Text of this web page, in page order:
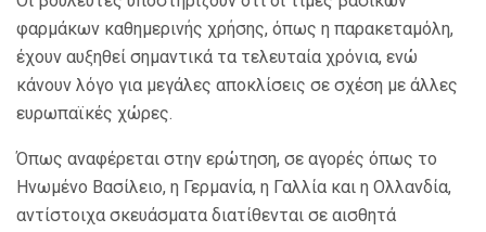
φαρμάκων καθημερινής χρήσης, όπως η παρακεταμόλη,
έχουν αυξηθεί σημαντικά τα τελευταία χρόνια, ενώ
κάνουν λόγο για μεγάλες αποκλίσεις σε σχέση με άλλες
ευρωπαϊκές χώρες.
Όπως αναφέρεται στην ερώτηση, σε αγορές όπως το
Ηνωμένο Βασίλειο, η Γερμανία, η Γαλλία και η Ολλανδία,
αντίστοιχα σκευάσματα διατίθενται σε αισθητά